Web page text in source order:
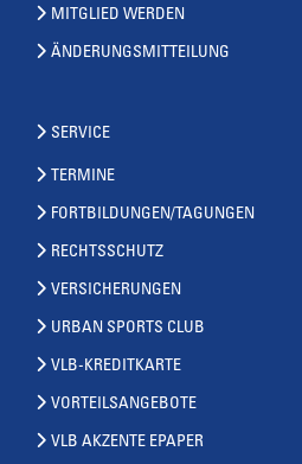
MITGLIED WERDEN
ÄNDERUNGSMITTEILUNG
SERVICE
TERMINE
FORTBILDUNGEN/TAGUNGEN
RECHTSSCHUTZ
VERSICHERUNGEN
URBAN SPORTS CLUB
VLB-KREDITKARTE
VORTEILSANGEBOTE
VLB AKZENTE EPAPER